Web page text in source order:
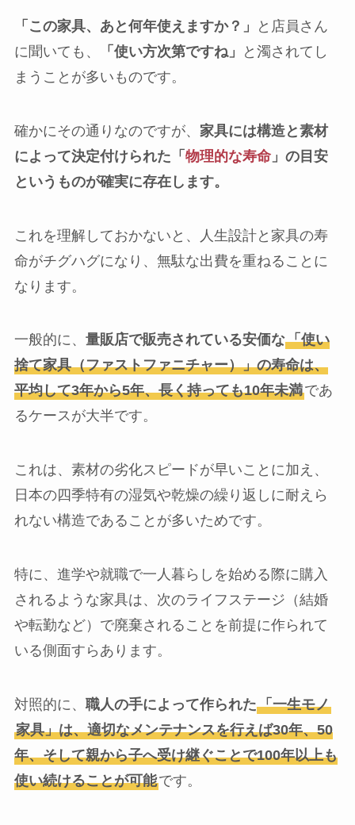
「この家具、あと何年使えますか？」
と店員さん
に聞いても、
「使い方次第ですね」
と濁されてし
まうことが多いものです。
確かにその通りなのですが、 家具には構造と素材
によって決定付けられた「 物理的な寿命」の目安
というものが確実に存在します。
これを理解しておかないと、人生設計と家具の寿
命がチグハグになり、無駄な出費を重ねることに
なります。
一般的に、 量販店で販売されている安価な「使い
捨て家具（ファストファニチャー）」の寿命は、
平均して3年から5年、長く持っても10年未満であ
るケースが大半です。
これは、素材の劣化スピードが早いことに加え、
日本の四季特有の湿気や乾燥の繰り返しに耐えら
れない構造であることが多いためです。
特に、進学や就職で一人暮らしを始める際に購入
されるような家具は、次のライフステージ（結婚
や転勤など）で廃棄されることを前提に作られて
いる側面すらあります。
対照的に、 職人の手によって作られた「一生モノ
家具」は、適切なメンテナンスを行えば30年、50
年、そして親から子へ受け継ぐことで100年以上も
使い続けることが可能です。